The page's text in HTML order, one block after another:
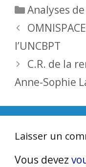
Catégories
Analyses
l’UNCBPT
C.R. de la
Anne-Sophie
Laisser un
Vous devez